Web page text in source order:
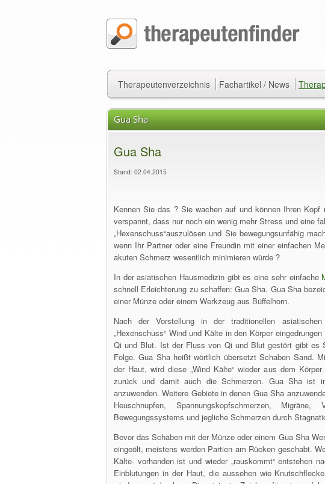
Therapeutenverzeichnis Fachartikel / News
Gua Sha
Gua Sha
Stand: 02.04.2015
Kennen Sie das ? Sie wachen auf und können Ihren
verspannt, dass nur noch ein wenig mehr Stress und eine
„Hexenschuss“auszulösen und Sie bewegungsunfähig
wenn Ihr Partner oder eine Freundin mit einer einfachen
akuten Schmerz wesentlich minimieren würde ?
In der asiatischen Hausmedizin gibt es eine sehr einfache
schnell Erleichterung zu schaffen: Gua Sha. Gua Sha
einer Münze oder einem Werkzeug aus Büffelhorn.
Nach der Vorstellung in der traditionellen
„Hexenschuss“ Wind und Kälte in den Körper
Qi und Blut. Ist der Fluss von Qi und Blut gestört gibt es
Folge. Gua Sha heißt wörtlich übersetzt Schaben Sand.
der Haut, wird di­ese „Wind Kälte“ wieder aus dem
zurück und damit auch die Schmerzen. Gua Sha ist
anzuwenden. Weitere Gebiete in denen Gua Sha
Heuschnupfen, Spannungskopfschmerzen, Migräne,
Bewegungssystems und jegliche Schmerzen durch
Bevor das Schaben mit der Münze oder einem Gua Sha
eingeölt, meistens werden Partien am Rücken geschabt.
Kälte- vorhanden ist und wieder „rauskommt“ entstehen
Einblutungen in der Haut, die aussehen wie